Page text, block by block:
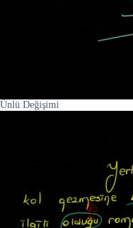
Ünlü Değişimi